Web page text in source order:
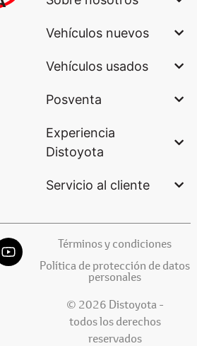
Vehículos nuevos
Vehículos usados
Posventa
Experiencia
Distoyota
Servicio al cliente
Términos y condiciones
Política de protección de datos
personales
© 2026 Distoyota -
todos los derechos
reservados